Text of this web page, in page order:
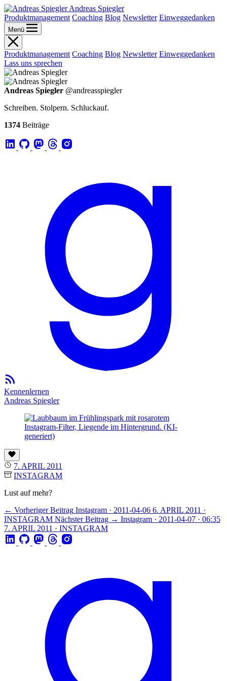
Andreas Spiegler
Produktmanagement Coaching Blog Newsletter Einweggedanken
Menü
Produktmanagement Coaching Blog Newsletter Einweggedanken
Lass uns sprechen
Andreas Spiegler @andreasspiegler
Schreiben. Stolpern. Schluckauf.
1374 Beiträge
Kennenlernen
Andreas Spiegler
7. APRIL 2011
INSTAGRAM
Lust auf mehr?
← Vorheriger Beitrag Instagram · 2011-04-06 6. APRIL 2011 ·
INSTAGRAM Nächster Beitrag → Instagram · 2011-04-07 · 06:35
7. APRIL 2011 · INSTAGRAM